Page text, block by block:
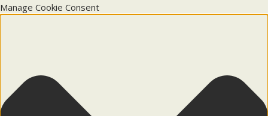
Manage Cookie Consent